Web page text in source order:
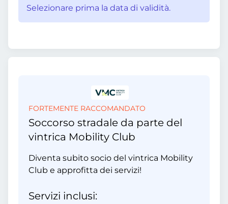
Selezionare prima la data di validità.
FORTEMENTE RACCOMANDATO
Soccorso stradale da parte del
vintrica Mobility Club
Diventa subito socio del vintrica Mobility
Club e approfitta dei servizi!
Servizi inclusi: